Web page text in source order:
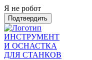
Я не робот
Подтвердить
ИНСТРУМЕНТ
И ОСНАСТКА
ДЛЯ СТАНКОВ